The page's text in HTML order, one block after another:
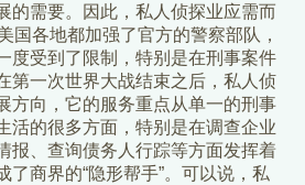
的需要。因此，私人侦探业应需而
国各地都加强了官方的警察部队，
度受到了限制，特别是在刑事案件
第一次世界大战结束之后，私人侦
方向，它的服务重点从单一的刑事
活的很多方面，特别是在调查企业
报、查询债务人行踪等方面发挥着
了商界的“隐形帮手”。可以说，私